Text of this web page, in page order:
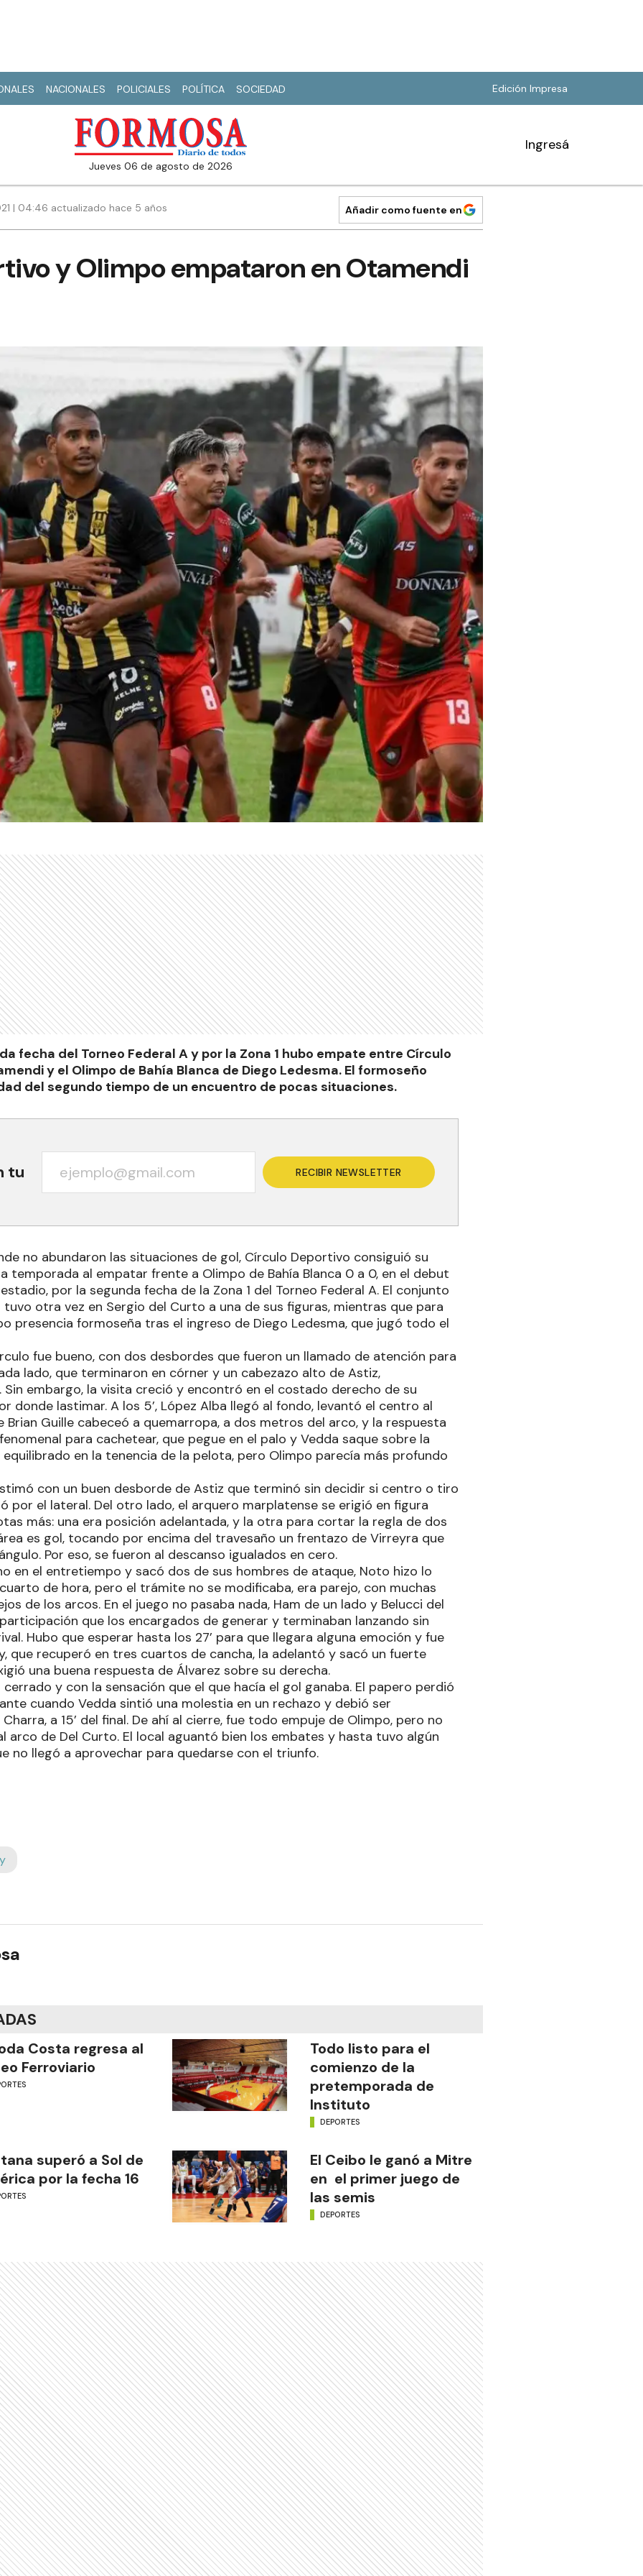
NACIONALES POLICIALES POLÍTICA SOCIEDAD Edición Impresa
jueves 06 de agosto de 2026
Ingresá
| 04:46 actualizado hace 5 años Añadir como fuente en
y Olimpo empataron en Otamendi
fecha del Torneo Federal A y por la Zona 1 hubo empate entre Círculo
y el Olimpo de Bahía Blanca de Diego Ledesma. El formoseño
del segundo tiempo de un encuentro de pocas situaciones.
tu RECIBIR NEWSLETTER
no abundaron las situaciones de gol, Círculo Deportivo consiguió su
temporada al empatar frente a Olimpo de Bahía Blanca 0 a 0, en el debut
por la segunda fecha de la Zona 1 del Torneo Federal A. El conjunto
otra vez en Sergio del Curto a una de sus figuras, mientras que para
presencia formoseña tras el ingreso de Diego Ledesma, que jugó todo el
fue bueno, con dos desbordes que fueron un llamado de atención para
lado, que terminaron en córner y un cabezazo alto de Astiz,
embargo, la visita creció y encontró en el costado derecho de su
donde lastimar. A los 5’, López Alba llegó al fondo, levantó el centro al
Brian Guille cabeceó a quemarropa, a dos metros del arco, y la respuesta
para cachetear, que pegue en el palo y Vedda saque sobre la
equilibrado en la tenencia de la pelota, pero Olimpo parecía más profundo
con un buen desborde de Astiz que terminó sin decidir si centro o tiro
por el lateral. Del otro lado, el arquero marplatense se erigió en figura
más: una era posición adelantada, y la otra para cortar la regla de dos
es gol, tocando por encima del travesaño un frentazo de Virreyra que
Por eso, se fueron al descanso igualados en cero.
en el entretiempo y sacó dos de sus hombres de ataque, Noto hizo lo
de hora, pero el trámite no se modificaba, era parejo, con muchas
de los arcos. En el juego no pasaba nada, Ham de un lado y Belucci del
que los encargados de generar y terminaban lanzando sin
Hubo que esperar hasta los 27’ para que llegara alguna emoción y fue
que recuperó en tres cuartos de cancha, la adelantó y sacó un fuerte
una buena respuesta de Álvarez sobre su derecha.
y con la sensación que el que hacía el gol ganaba. El papero perdió
cuando Vedda sintió una molestia en un rechazo y debió ser
a 15’ del final. De ahí al cierre, fue todo empuje de Olimpo, pero no
arco de Del Curto. El local aguantó bien los embates y hasta tuvo algún
no llegó a aprovechar para quedarse con el triunfo.
Costa regresa al
Ferroviario
Todo listo para el
comienzo de la
pretemporada de
Instituto
DEPORTES
superó a Sol de
por la fecha 16
El Ceibo le ganó a Mitre
en el primer juego de
las semis
DEPORTES